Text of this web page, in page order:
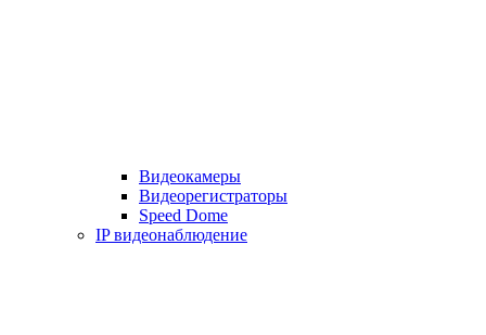
Видеокамеры
Видеорегистраторы
Speed Dome
IP видеонаблюдение